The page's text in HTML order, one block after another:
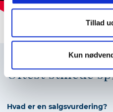
Tillad
Kun
Oftest stillede
Hvad er en salgsvurdering?